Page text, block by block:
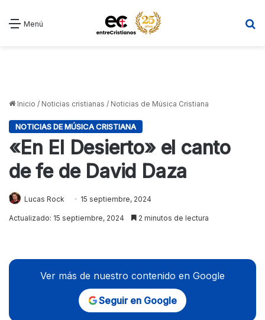
Menú
Inicio / Noticias cristianas / Noticias de Música Cristiana
NOTICIAS DE MÚSICA CRISTIANA
«En El Desierto» el canto
de fe de David Daza
Lucas Rock 15 septiembre, 2024
Actualizado: 15 septiembre, 2024 2 minutos de lectura
Ver más de nuestro contenido en Google
Seguir en Google